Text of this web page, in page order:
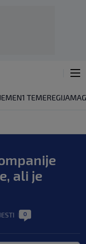
N1 TEMEREGIJA
ali je
0